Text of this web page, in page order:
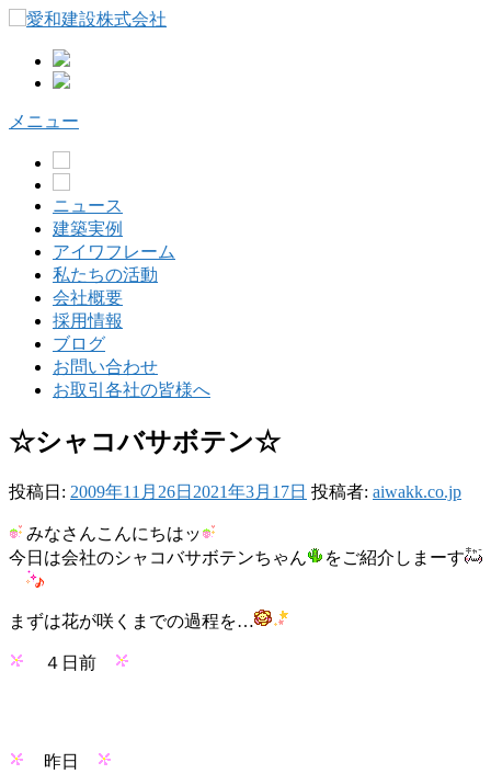
へ
メニュー
ニュース
建築実例
アイワフレーム
私たちの活動
会社概要
採用情報
ブログ
お問い合わせ
お取引各社の皆様へ
☆シャコバサボテン☆
投稿日: 2009年11月26日 2021年3月17日 投稿者: aiwakk.co.jp
みなさんこんにちはッ
今日は会社のシャコバサボテンちゃん
をご紹介しまーす
まずは花が咲くまでの過程を…
４日前
昨日